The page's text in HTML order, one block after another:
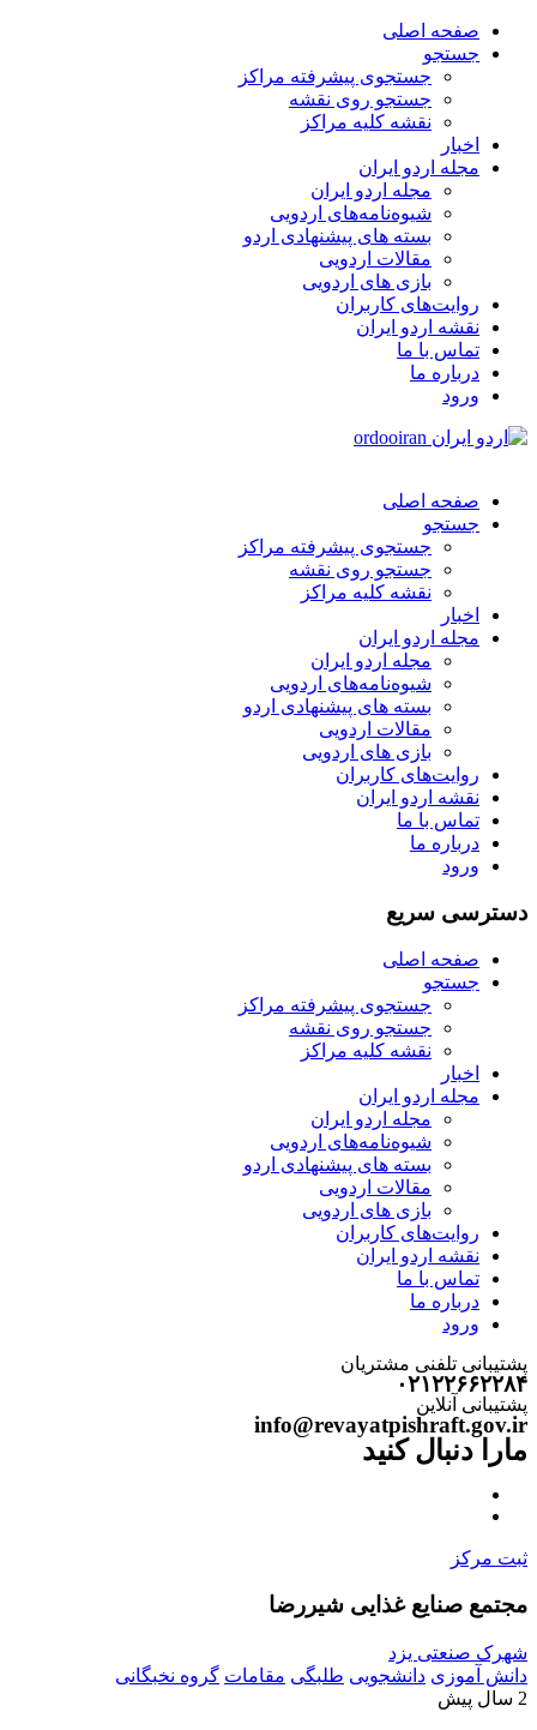
صفحه اصلی
جستجو
جستجوی پیشرفته مراکز
جستجو روی نقشه
نقشه کلیه مراکز
اخبار
مجله اردو ایران
مجله اردو ایران
شیوه‌نامه‌های اردویی
بسته های پیشنهادی اردو
مقالات اردویی
بازی های اردویی
روایت‌های کاربران
نقشه اردو ایران
تماس با ما
درباره ما
ورود
صفحه اصلی
جستجو
جستجوی پیشرفته مراکز
جستجو روی نقشه
نقشه کلیه مراکز
اخبار
مجله اردو ایران
مجله اردو ایران
شیوه‌نامه‌های اردویی
بسته های پیشنهادی اردو
مقالات اردویی
بازی های اردویی
روایت‌های کاربران
نقشه اردو ایران
تماس با ما
درباره ما
ورود
دسترسی سریع
صفحه اصلی
جستجو
جستجوی پیشرفته مراکز
جستجو روی نقشه
نقشه کلیه مراکز
اخبار
مجله اردو ایران
مجله اردو ایران
شیوه‌نامه‌های اردویی
بسته های پیشنهادی اردو
مقالات اردویی
بازی های اردویی
روایت‌های کاربران
نقشه اردو ایران
تماس با ما
درباره ما
ورود
پشتیبانی تلفنی مشتریان
۰۲۱۲۲۶۶۲۲۸۴
پشتیبانی آنلاین
info@revayatpishraft.gov.ir
مارا دنبال کنید
ثبت مرکز
مجتمع صنایع غذایی شیررضا
شهرک صنعتی یزد
دانش آموزی دانشجویی طلبگی مقامات گروه نخبگانی
2 سال پیش